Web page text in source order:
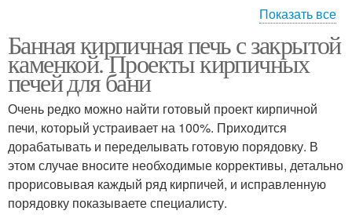
Печь для бани Печь из кирпича
Банная печь Печи с каменкой
Показать все
Банная кирпичная печь с закрытой
каменкой. Проекты кирпичных
печей для бани
Очень редко можно найти готовый проект кирпичной
печи, который устраивает на 100%. Приходится
дорабатывать и переделывать готовую порядовку. В
этом случае вносите необходимые коррективы, детально
прорисовывая каждый ряд кирпичей, и исправленную
порядовку показываете специалисту.